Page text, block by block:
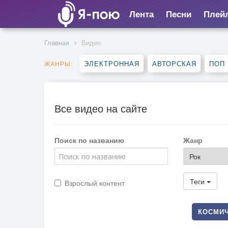
Лента Песни
Главная Видео
ЖАНРЫ: ЭЛЕКТРОННАЯ АВТОРСКАЯ ПОП
Все видео на сайте
Поиск по названию Жанр
Взрослый контент Теги